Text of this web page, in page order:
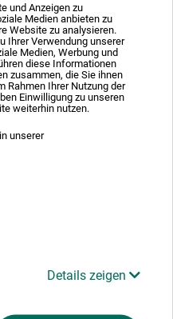
und Anzeigen zu
Medien anbieten zu
Website zu analysieren.
Ihrer Verwendung unserer
Medien, Werbung und
diese Informationen
zusammen, die Sie ihnen
Rahmen Ihrer Nutzung der
Einwilligung zu unseren
weiterhin nutzen.
unserer
Details zeigen